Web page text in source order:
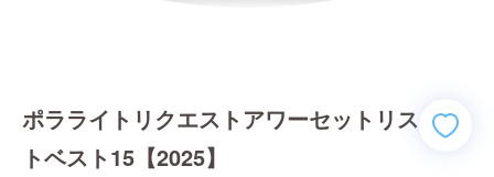
ポラライトリクエストアワーセットリス
トベスト15【2025】